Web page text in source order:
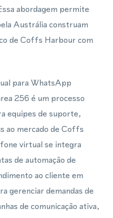
abordagem permite
Austrália construam
de Coffs Harbour com
para WhatsApp
256 é um processo
equipes de suporte,
ao mercado de Coffs
virtual se integra
de automação de
ao cliente em
gerenciar demandas de
de comunicação ativa,